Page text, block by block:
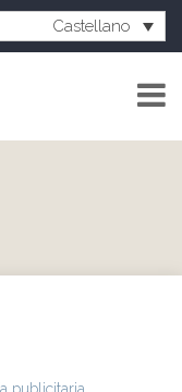
Castellano